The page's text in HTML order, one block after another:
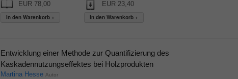
EUR 78,00
EUR 23,40
Entwicklung einer Methode zur Quantifizierung des
Kaskadennutzungseffektes bei Holzprodukten
Martina Hesse Autor